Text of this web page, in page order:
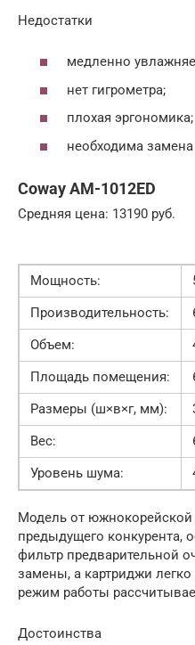
Недостатки
медленно
нет гигрометра;
плохая эргономика;
необходима замена
Coway AM-1012ED
Средняя цена: 13190 руб.
Мощность:
Производительность:
Объем:
Площадь помещения:
Размеры (ш×в×г, мм):
Вес:
Уровень шума:
Модель от
предыдущего конкурента,
фильтр предварительной
замены, а картриджи
режим работы
Достоинства